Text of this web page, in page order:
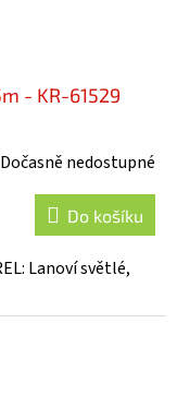
- KR-61529
Dočasně nedostupné
Do košíku
Lanoví světlé,